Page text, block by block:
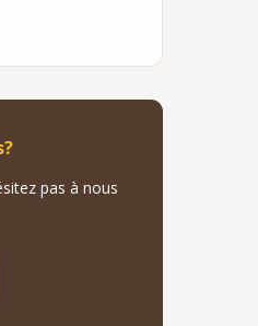
pas à nous